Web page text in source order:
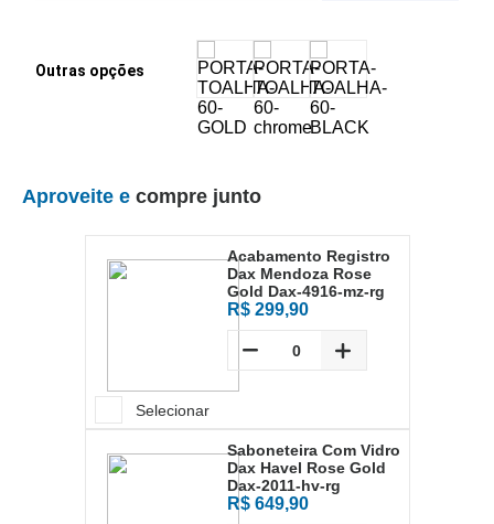
Outras opções
Aproveite e compre junto
Acabamento Registro
Dax Mendoza Rose
Gold Dax-4916-mz-rg
R$ 299,90
Selecionar
Saboneteira Com Vidro
Dax Havel Rose Gold
Dax-2011-hv-rg
R$ 649,90